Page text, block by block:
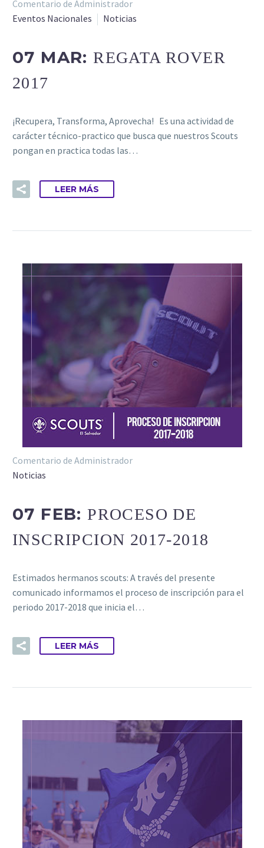
Comentario de Administrador
Eventos Nacionales
Noticias
07 MAR:REGATA ROVER
2017
¡Recupera, Transforma, Aprovecha! Es una actividad de
carácter técnico-practico que busca que nuestros Scouts
pongan en practica todas las…
LEER MÁS
Comentario de Administrador
Noticias
07 FEB:PROCESO DE
INSCRIPCION 2017-2018
Estimados hermanos scouts: A través del presente
comunicado informamos el proceso de inscripción para el
periodo 2017-2018 que inicia el…
LEER MÁS